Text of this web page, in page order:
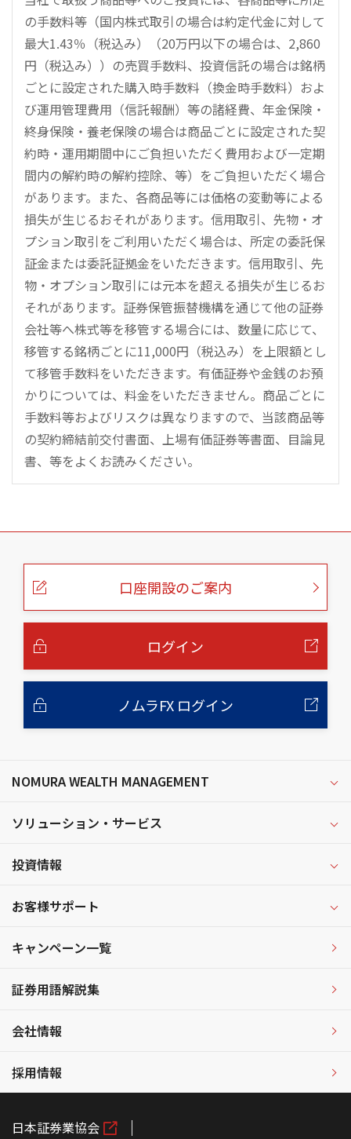
の手数料等（国内株式取引の場合は約定代金に対して
最大1.43％（税込み）（20万円以下の場合は、2,860
円（税込み））の売買手数料、投資信託の場合は銘柄
ごとに設定された購入時手数料（換金時手数料）およ
び運用管理費用（信託報酬）等の諸経費、年金保険・
終身保険・養老保険の場合は商品ごとに設定された契
約時・運用期間中にご負担いただく費用および一定期
間内の解約時の解約控除、等）をご負担いただく場合
があります。また、各商品等には価格の変動等による
損失が生じるおそれがあります。信用取引、先物・オ
プション取引をご利用いただく場合は、所定の委託保
証金または委託証拠金をいただきます。信用取引、先
物・オプション取引には元本を超える損失が生じるお
それがあります。証券保管振替機構を通じて他の証券
会社等へ株式等を移管する場合には、数量に応じて、
移管する銘柄ごとに11,000円（税込み）を上限額とし
て移管手数料をいただきます。有価証券や金銭のお預
かりについては、料金をいただきません。商品ごとに
手数料等およびリスクは異なりますので、当該商品等
の契約締結前交付書面、上場有価証券等書面、目論見
書、等をよくお読みください。
こ
口座開設のご案内
ログイン
ノムラFX ログイン
NOMURA WEALTH MANAGEMENT
ソリューション・サービス
投資情報
お客様サポート
キャンペーン一覧
証券用語解説集
会社情報
採用情報
日本証券業協会